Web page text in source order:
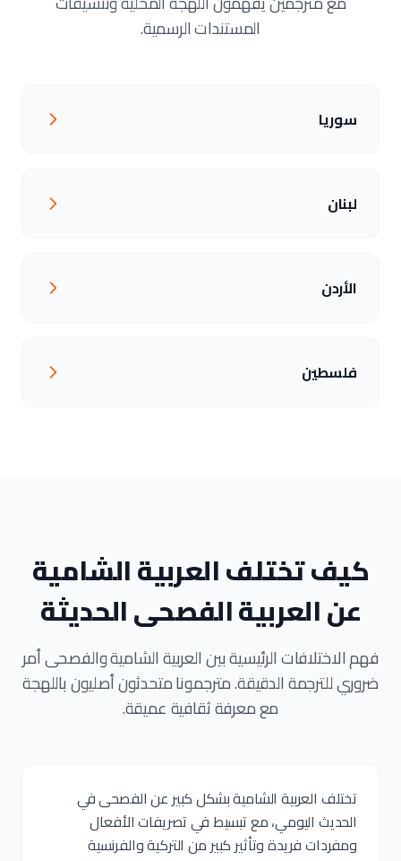
المستندات الرسمية.
سوريا
لبنان
الأردن
فلسطين
كيف تختلف العربية الشامية
عن العربية الفصحى الحديثة
فهم الاختلافات الرئيسية بين العربية الشامية والفصحى أمر
ضروري للترجمة الدقيقة. مترجمونا متحدثون أصليون باللهجة
مع معرفة ثقافية عميقة.
تختلف العربية الشامية بشكل كبير عن الفصحى في
الحديث اليومي، مع تبسيط في تصريفات الأفعال
ومفردات فريدة وتأثير كبير من التركية والفرنسية